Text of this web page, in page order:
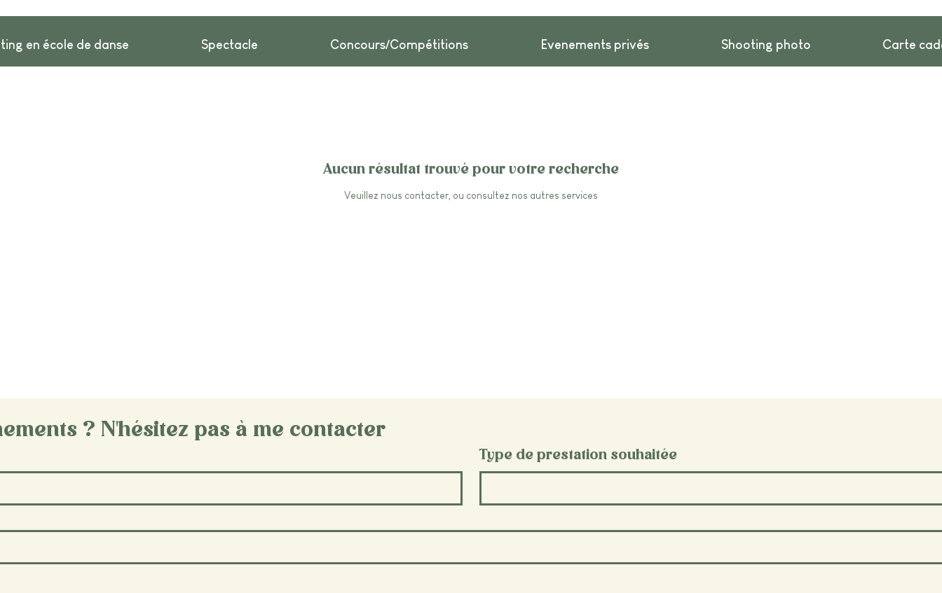
en école de danse Spectacle Concours/Compétitions Evenements privés Shooting photo Carte
Aucun résultat trouvé pour votre recherche
Veuillez nous contacter, ou consultez nos autres services
? N'hésitez pas à me contacter
Type de prestation souhaitée